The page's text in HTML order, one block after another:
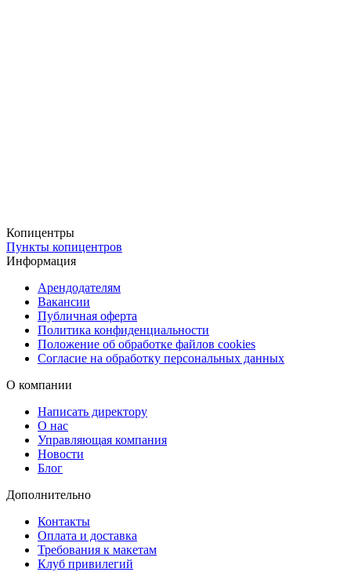
Копицентры
Пункты копицентров
Информация
Арендодателям
Вакансии
Публичная оферта
Политика конфиденциальности
Положение об обработке файлов cookies
Согласие на обработку персональных данных
О компании
Написать директору
О нас
Управляющая компания
Новости
Блог
Дополнительно
Контакты
Оплата и доставка
Требования к макетам
Клуб привилегий